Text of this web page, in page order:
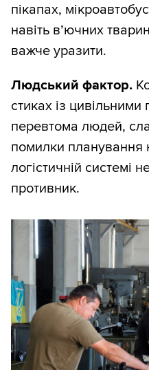
пікапах,
навіть в’ючних
важче уразити.
Людський фактор.
стиках із
перевтома людей,
помилки планування
логістичній системі
противник.